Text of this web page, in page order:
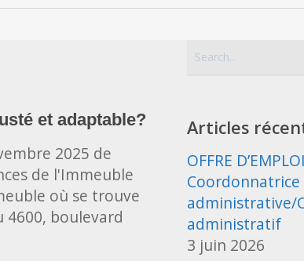
et adaptable?
2025 de
de l'Immeuble
où se trouve
4600, boulevard
Articles
OFFRE
Coordonnatrice
administrative/
administratif
3 juin 2026